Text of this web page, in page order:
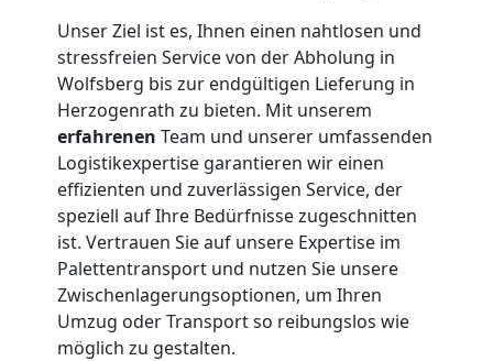
Unser Ziel ist es, Ihnen einen nahtlosen und
stressfreien Service von der Abholung in
Wolfsberg bis zur endgültigen Lieferung in
Herzogenrath zu bieten. Mit unserem
erfahrenen Team und unserer umfassenden
Logistikexpertise garantieren wir einen
effizienten und zuverlässigen Service, der
speziell auf Ihre Bedürfnisse zugeschnitten
ist. Vertrauen Sie auf unsere Expertise im
Palettentransport und nutzen Sie unsere
Zwischenlagerungsoptionen, um Ihren
Umzug oder Transport so reibungslos wie
möglich zu gestalten.